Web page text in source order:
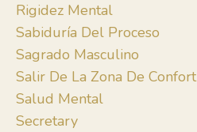
Rigidez Mental
Sabiduría Del Proceso
Sagrado Masculino
Salir De La Zona De Confort
Salud Mental
Secretary